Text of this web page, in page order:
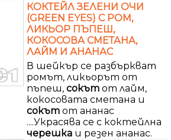
КОКТЕЙЛ ЗЕЛЕНИ ОЧИ
(GREEN EYES) С РОМ,
ЛИКЬОР ПЪПЕШ,
КОКОСОВА СМЕТАНА,
ЛАЙМ И АНАНАС
В шейкър се разбъркват
ромът, ликьорът от
пъпеш, сокът от лайм,
кокосовата сметана и
сокът от ананас
....Украсява се с коктейлна
черешка и резен ананас.